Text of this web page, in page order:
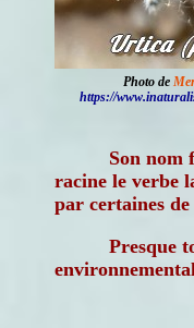
Photo de
https://
Son
racine le verbe
par certaines de
Presque